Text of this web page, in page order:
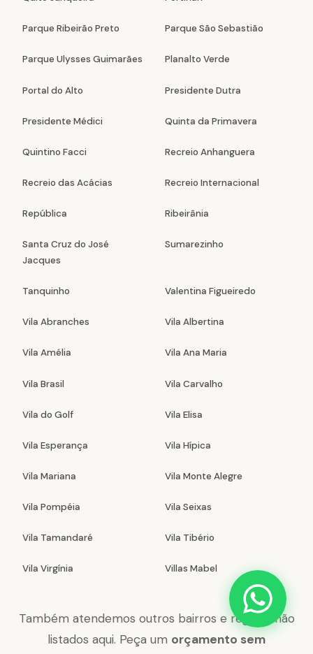
Parque Ribeirão Preto Parque São Sebastião
Parque Ulysses Guimarães Planalto Verde
Portal do Alto Presidente Dutra
Presidente Médici Quinta da Primavera
Quintino Facci Recreio Anhanguera
Recreio das Acácias Recreio Internacional
República Ribeirânia
Santa Cruz do José
Jacques
Sumarezinho
Tanquinho Valentina Figueiredo
Vila Abranches Vila Albertina
Vila Amélia Vila Ana Maria
Vila Brasil Vila Carvalho
Vila do Golf Vila Elisa
Vila Esperança Vila Hípica
Vila Mariana Vila Monte Alegre
Vila Pompéia Vila Seixas
Vila Tamandaré Vila Tibério
Vila Virgínia Villas Mabel
Também atendemos outros bairros e regiões não
listados aqui. Peça um orçamento sem